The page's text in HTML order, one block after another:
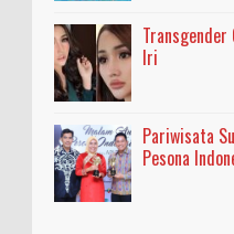
Transgender
Iri
Pariwisata
Pesona